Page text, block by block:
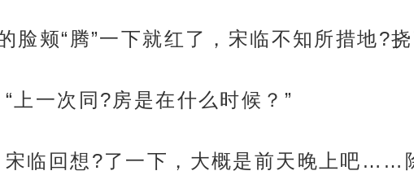
脸颊“腾”一下就红了，宋临不知所措地?
上一次同?房是在什么时候？”
宋临回想?了一下，大概是前天晚上吧……